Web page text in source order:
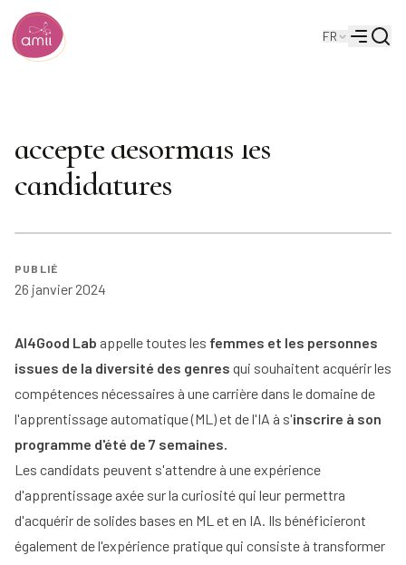
Institut de l'intelligence artificielle de l'Alberta
FR
Menu
accepte désormais les
candidatures
PUBLIÉ
26 janvier 2024
AI4Good Lab appelle toutes les femmes et les personnes
issues de la diversité des genres qui souhaitent acquérir les
compétences nécessaires à une carrière dans le domaine de
l'apprentissage automatique (ML) et de l'IA à s'inscrire à son
programme d'été de 7 semaines.
Les candidats peuvent s'attendre à une expérience
d'apprentissage axée sur la curiosité qui leur permettra
d'acquérir de solides bases en ML et en IA. Ils bénéficieront
également de l'expérience pratique qui consiste à transformer